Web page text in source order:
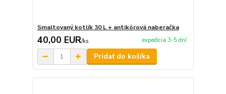
Smaltovaný kotlík 30 L + antikórová naberačka
40,00 EUR/ks expedícia 3-5 dní
Pridať do košíka